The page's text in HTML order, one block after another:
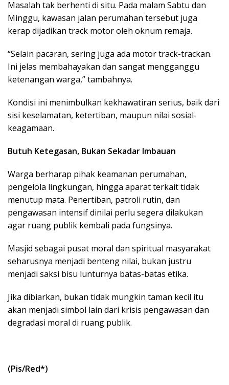
Masalah tak berhenti di situ. Pada malam Sabtu dan
Minggu, kawasan jalan perumahan tersebut juga
kerap dijadikan track motor oleh oknum remaja.
“Selain pacaran, sering juga ada motor track-trackan.
Ini jelas membahayakan dan sangat mengganggu
ketenangan warga,” tambahnya.
Kondisi ini menimbulkan kekhawatiran serius, baik dari
sisi keselamatan, ketertiban, maupun nilai sosial-
keagamaan.
Butuh Ketegasan, Bukan Sekadar Imbauan
Warga berharap pihak keamanan perumahan,
pengelola lingkungan, hingga aparat terkait tidak
menutup mata. Penertiban, patroli rutin, dan
pengawasan intensif dinilai perlu segera dilakukan
agar ruang publik kembali pada fungsinya.
Masjid sebagai pusat moral dan spiritual masyarakat
seharusnya menjadi benteng nilai, bukan justru
menjadi saksi bisu lunturnya batas-batas etika.
Jika dibiarkan, bukan tidak mungkin taman kecil itu
akan menjadi simbol lain dari krisis pengawasan dan
degradasi moral di ruang publik.
(Pis/Red*)